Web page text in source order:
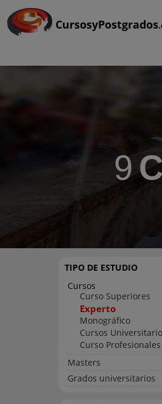
CursosyPostgrados
9
TIPO DE ESTUDIO
Cursos
Curso Superiores
Experto
Monográfico
Cursos
Curso Profesionales
Masters
Grados universitarios